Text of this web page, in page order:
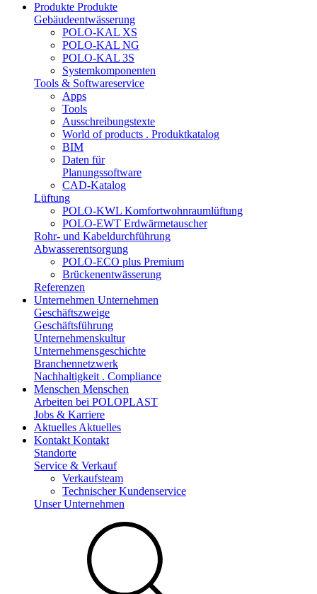
Produkte Produkte
Gebäudeentwässerung
POLO-KAL XS
POLO-KAL NG
POLO-KAL 3S
Systemkomponenten
Tools & Softwareservice
Apps
Tools
Ausschreibungstexte
World of products . Produktkatalog
BIM
Daten für
Planungssoftware
CAD-Katalog
Lüftung
POLO-KWL Komfortwohnraumlüftung
POLO-EWT Erdwärmetauscher
Rohr- und Kabeldurchführung
Abwasserentsorgung
POLO-ECO plus Premium
Brückenentwässerung
Referenzen
Unternehmen Unternehmen
Geschäftszweige
Geschäftsführung
Unternehmenskultur
Unternehmensgeschichte
Branchennetzwerk
Nachhaltigkeit . Compliance
Menschen Menschen
Arbeiten bei POLOPLAST
Jobs & Karriere
Aktuelles Aktuelles
Kontakt Kontakt
Standorte
Service & Verkauf
Verkaufsteam
Technischer Kundenservice
Unser Unternehmen